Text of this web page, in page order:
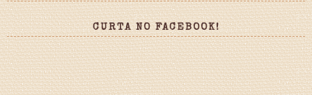
CURTA NO FACEBOOK!